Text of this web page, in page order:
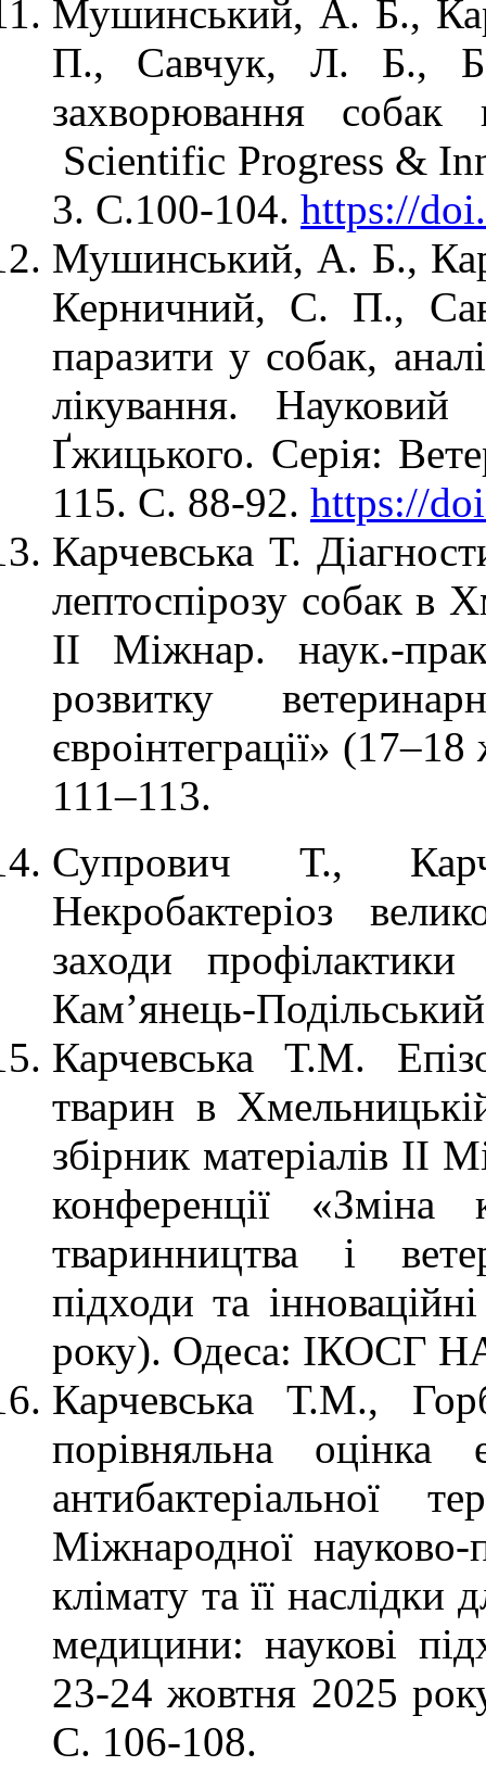
Мушинський, А. Б.,
П., Савчук, Л. Б.,
захворювання собак
Scientific Progress &
3. С.100-104. https://
Мушинський, А. Б.,
Керничний, С. П.,
паразити у собак,
лікування.
Ґжицького. Серія:
115. С. 88-92. https://
Карчевська Т.
лептоспірозу собак в
ІІ Міжнар. наук.-
розвитку
євроінтеграції»
111–113.
Супрович Т.,
Некробактеріоз
заходи
Кам’янець-
Карчевська Т.М.
тварин в
збірник матеріалів ІІ
конференції
тваринництва і
підходи та
року). Одеса: ІКОСГ
Карчевська Т.М.,
порівняльна оцінка
антибактеріальної
Міжнародної науково-
клімату та її наслідки
медицини: наукові
23-24 жовтня 2025
С. 106-108.